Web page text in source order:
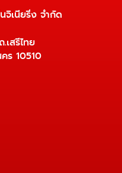
จิเนียริ่ง จำกัด
สรีไทย
ร 10510